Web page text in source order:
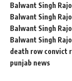
Balwant Singh
Balwant Singh
Balwant Singh
Balwant Singh
death row convict
punjab news